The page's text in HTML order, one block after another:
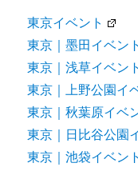
東京イベント
東京｜墨田イベント
東京｜浅草イベント
東京｜上野公園イ
東京｜秋葉原イベ
東京｜日比谷公園
東京｜池袋イベント